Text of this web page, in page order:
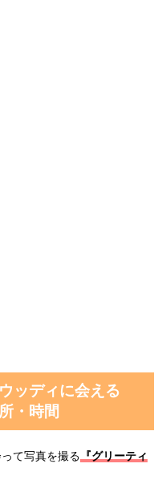
ッディに会える
・時間
て写真を撮る 『グリーティ